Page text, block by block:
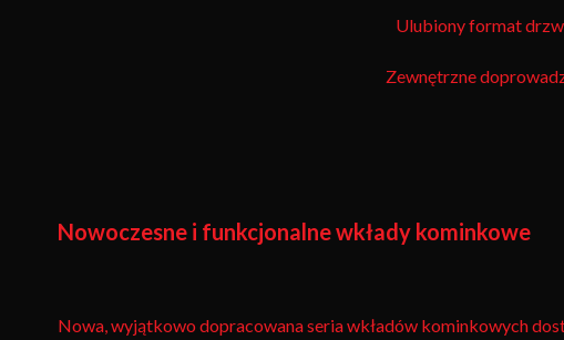
Ulubiony format
Zewnętrzne
Nowoczesne i funkcjonalne wkłady kominkowe
Nowa, wyjątkowo dopracowana seria wkładów kominkowych